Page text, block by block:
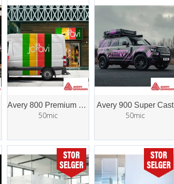
Avery 800 Premium Cast
50mic
Avery 900 Super Cast
50mic